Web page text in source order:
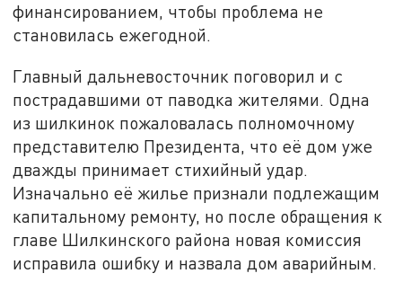
финансированием, чтобы проблема не
становилась ежегодной.
Главный дальневосточник поговорил и с
пострадавшими от паводка жителями. Одна
из шилкинок пожаловалась полномочному
представителю Президента, что её дом уже
дважды принимает стихийный удар.
Изначально её жилье признали подлежащим
капитальному ремонту, но после обращения к
главе Шилкинского района новая комиссия
исправила ошибку и назвала дом аварийным.